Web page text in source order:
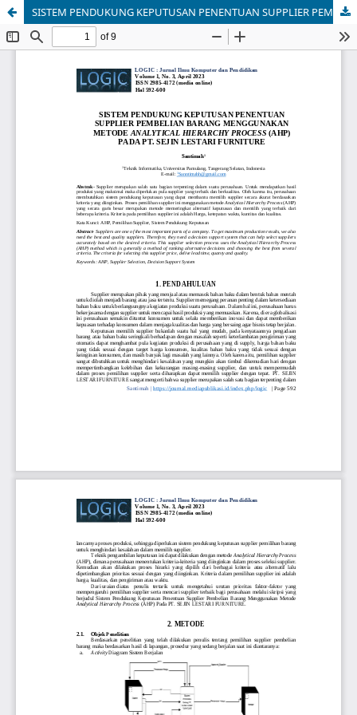
SISTEM PENDUKUNG KEPUTUSAN PENENTUAN SUPPLIER PEMBELIAN BARANG MENGGUNAKAN METODE ANALYTICAL HIERARCHY PROCESS (AHP) PADA PT. SEJIN LESTARI FURNITURE